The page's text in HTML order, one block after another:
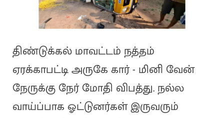
திண்டுக்கல் மாவட்டம் நத்தம்
ஏரக்காபட்டி அருகே கார் - மினி வேன்
நேருக்கு நேர் மோதி விபத்து. நல்ல
வாய்ப்பாக ஓட்டுனர்கள் இருவரும்